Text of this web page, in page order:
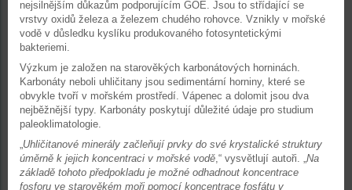
nejsilnějším důkazům podporujícím GOE. Jsou to střídající se
vrstvy oxidů železa a železem chudého rohovce. Vznikly v mořské
vodě v důsledku kyslíku produkovaného fotosyntetickými
bakteriemi.
Výzkum je založen na starověkých karbonátových horninách.
Karbonáty neboli uhličitany jsou sedimentární horniny, které se
obvykle tvoří v mořském prostředí. Vápenec a dolomit jsou dva
nejběžnější typy. Karbonáty poskytují důležité údaje pro studium
paleoklimatologie.
„Uhličitanové minerály začleňují prvky do své krystalické struktury
úměrně k jejich koncentraci v mořské vodě,“ vysvětlují autoři. „Na
základě tohoto předpokladu je možné odhadnout koncentrace
fosforu ve starověkém moři pomocí koncentrace fosfátu v